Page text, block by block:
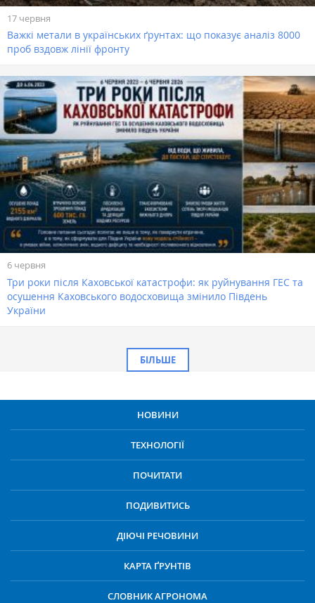
17 червня
Важкі метали в українських ґрунтах: що показує аналіз 8000
проб вздовж лінії фронту
6 червня
Три роки після Каховської катастрофи: як руйнування ГЕС та
осушення Каховського водосховища змінило Південь
України
БІЛЬШЕ
НОВИНИ
ТЕХНОЛОГІЇ
ПОЧИТАТИ
ПОДИВИТИСЬ
ДІЮЧІ РЕЧОВИНИ
КАРТА ҐРУНТІВ
СЛОВНИК АГРОНОМА